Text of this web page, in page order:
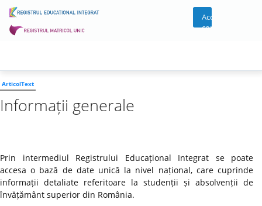
Acces
cont
ArticolText
Informații generale
Prin intermediul Registrului Educațional Integrat se poate
accesa o bază de date unică la nivel național, care cuprinde
informații detaliate referitoare la studenții și absolvenții de
învățământ superior din România.